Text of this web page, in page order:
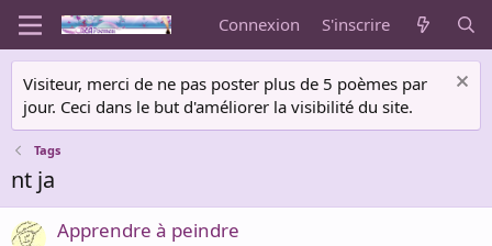
Connexion S'inscrire
Visiteur, merci de ne pas poster plus de 5 poèmes par
jour. Ceci dans le but d'améliorer la visibilité du site.
Tags
nt ja
Apprendre à peindre